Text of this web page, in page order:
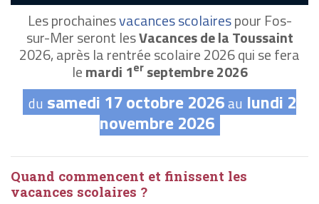
Les prochainesvacances scolairespour Fos-
sur-Mer seront lesVacances de la Toussaint
2026, après la rentrée scolaire 2026 qui se fera
lemardi 1erseptembre 2026
du samedi 17 octobre 2026au lundi 2
novembre 2026
Quand commencent et finissent les
vacances scolaires ?